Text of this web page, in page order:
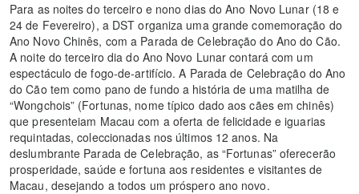
Para as noites do terceiro e nono dias do Ano Novo Lunar (18 e
24 de Fevereiro), a DST organiza uma grande comemoração do
Ano Novo Chinês, com a Parada de Celebração do Ano do Cão.
A noite do terceiro dia do Ano Novo Lunar contará com um
espectáculo de fogo-de-artifício. A Parada de Celebração do Ano
do Cão tem como pano de fundo a história de uma matilha de
“Wongchois” (Fortunas, nome típico dado aos cães em chinês)
que presenteiam Macau com a oferta de felicidade e iguarias
requintadas, coleccionadas nos últimos 12 anos. Na
deslumbrante Parada de Celebração, as “Fortunas” oferecerão
prosperidade, saúde e fortuna aos residentes e visitantes de
Macau, desejando a todos um próspero ano novo.